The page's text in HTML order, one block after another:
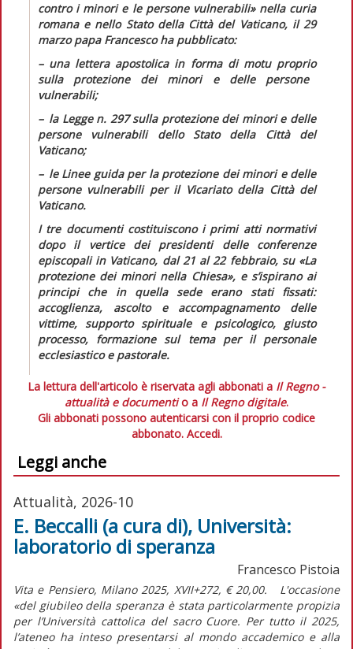
contro i minori e le persone vulnerabili»nella curia
romana e nello Stato della Città del Vaticano, il 29
marzo papa Francesco ha pubblicato:
– una lettera apostolica in forma di motu proprio
sulla protezione dei minori e delle persone
vulnerabili;
– la Legge n. 297sulla protezione dei minori e delle
persone vulnerabili dello Stato della Città del
Vaticano;
– le Linee guidaper la protezione dei minori e delle
persone vulnerabili per il Vicariato della Città del
Vaticano.
I tre documenti costituiscono i primi atti normativi
dopo il vertice dei presidenti delle conferenze
episcopali in Vaticano, dal 21 al 22 febbraio, su «La
protezione dei minori nella Chiesa», e s’ispirano ai
principi che in quella sede erano stati fissati:
accoglienza, ascolto e accompagnamento delle
vittime, supporto spirituale e psicologico, giusto
processo, formazione sul tema per il personale
ecclesiastico e pastorale.
La lettura dell'articolo è riservata agli abbonati a Il Regno -
attualità e documentio a Il Regno digitale.
Gli abbonati possono autenticarsi con il proprio codice
abbonato. Accedi.
Leggi anche
Attualità, 2026-10
E. Beccalli (a cura di), Università:
laboratorio di speranza
Francesco Pistoia
Vita e Pensiero, Milano 2025, XVII+272, € 20,00. L'occasione
«del giubileo della speranza è stata particolarmente propizia
per l’Università cattolica del sacro Cuore. Per tutto il 2025,
l’ateneo ha inteso presentarsi al mondo accademico e alla